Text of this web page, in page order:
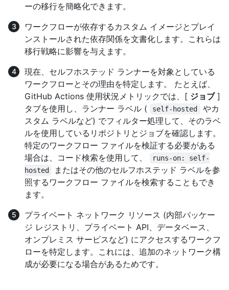
ーの移行を簡略化できます。
ワークフローが依存するカスタム イメージとプレイ
ンストールされた依存関係を文書化します。これらは
移行戦略に影響を与えます。
現在、セルフホステッド ランナーを対象としている
ワークフローとその理由を特定します。 たとえば、
GitHub Actions 使用状況メトリックでは、[ ジョブ]
タブを使用し、ランナー ラベル (
self-hosted
やカ
スタム ラベルなど) でフィルター処理して、そのラベ
ルを使用しているリポジトリとジョブを確認します。
特定のワークフロー ファイルを検証する必要がある
場合は、コード検索を使用して、
runs-on: self-
hosted
またはその他のセルフホステッド ラベルを参
照するワークフロー ファイルを検索することもでき
ます。
プライベート ネットワーク リソース (内部パッケー
ジ レジストリ、プライベート API、データベース、
オンプレミス サービスなど) にアクセスするワークフ
ローを特定します。これには、追加のネットワーク構
成が必要になる場合があるためです。